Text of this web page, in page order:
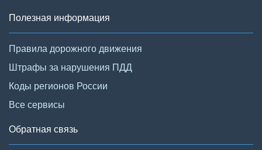
Полезная информация
Правила дорожного движения
Штрафы за нарушения ПДД
Коды регионов России
Все сервисы
Обратная связь